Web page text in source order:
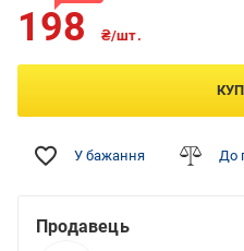
198 ₴/шт.
У бажання До
Продавець